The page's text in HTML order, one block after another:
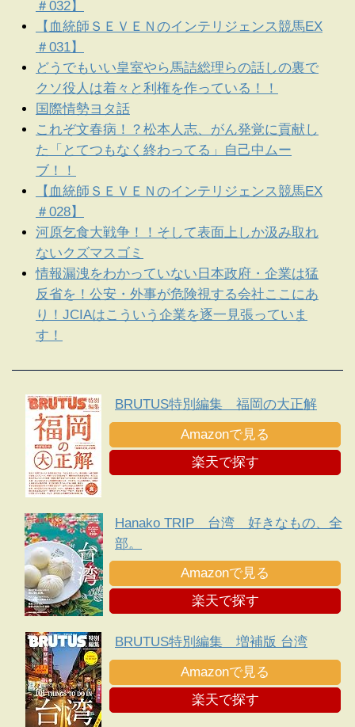
＃032】
【血統師ＳＥＶＥＮのインテリジェンス競馬EX
＃031】
どうでもいい皇室やら馬詰総理らの話しの裏で
クソ役人は着々と利権を作っている！！
国際情勢ヨタ話
これぞ文春病！？松本人志、がん発覚に貢献し
た「とてつもなく終わってる」自己中ムー
ブ！！
【血統師ＳＥＶＥＮのインテリジェンス競馬EX
＃028】
河原乞食大戦争！！そして表面上しか汲み取れ
ないクズマスゴミ
情報漏洩をわかっていない日本政府・企業は猛
反省を！公安・外事が危険視する会社ここにあ
り！JCIAはこういう企業を逐一見張っていま
す！
BRUTUS特別編集 福岡の大正解
Amazonで見る
楽天で探す
Hanako TRIP 台湾 好きなもの、全
部。
Amazonで見る
楽天で探す
BRUTUS特別編集 増補版 台湾
Amazonで見る
楽天で探す